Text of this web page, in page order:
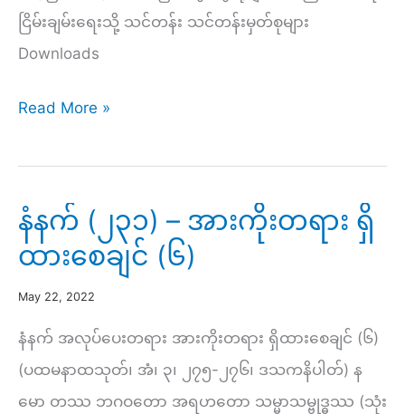
ငြိမ်းချမ်းရေးသို့ သင်တန်း သင်တန်းမှတ်စုများ
Downloads
ထာဝရ
ရေး
သို့
(၁၅)
–
အာနာပါန
မှ
ဝိပဿနာ
Read More »
နံနက် (၂၃၁) – အားကိုးတရား ရှိ
ထားစေချင် (၆)
May 22, 2022
နံနက် အလုပ်ပေးတရား အားကိုးတရား ရှိထားစေချင် (၆)
(ပထမနာထသုတ်၊ အံ၊ ၃၊ ၂၇၅-၂၇၆၊ ဒသကနိပါတ်) န
မော တဿ ဘဂဝတော အရဟတော သမ္မာသမ္ဗုဒ္ဓဿ (သုံး